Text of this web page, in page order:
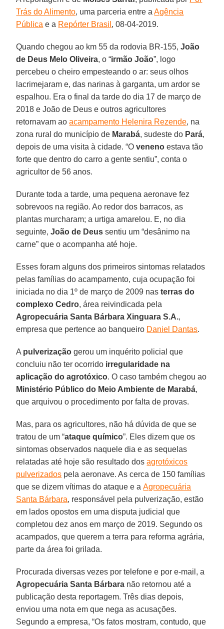
Trás do Alimento, uma parceria entre aAgência
Pública e a Repórter Brasil , 08-04-2019.
Quando chegou ao km 55 da rodovia BR-155,João
de Deus Melo Oliveira, o “irmão João”, logo
percebeu o cheiro empesteando o ar: seus olhos
lacrimejaram e, das narinas à garganta, um ardor se
espalhou. Era o final da tarde do dia 17 de março de
2018 e João de Deus e outros agricultores
retornavam aoacampamento Helenira Rezende, na
zona rural do município de Marabá, sudeste do Pará,
depois de uma visita à cidade. “Oveneno estava tão
forte que dentro do carro a gente sentiu”, conta o
agricultor de 56 anos.
Durante toda a tarde, uma pequena aeronave fez
sobrevoos na região. Ao redor dos barracos, as
plantas murcharam; a urtiga amarelou. E, no dia
seguinte,João de Deus sentiu um “desânimo na
carne” que o acompanha até hoje.
Esses foram alguns dos primeiros sintomas relatados
pelas famílias do acampamento, cuja ocupação foi
iniciada no dia 1º de março de 2009 nasterras do
complexo Cedro, área reivindicada pela
Agropecuária Santa Bárbara Xinguara S.A.,
empresa que pertence ao banqueiro Daniel Dantas.
A pulverização gerou um inquérito policial que
concluiu não ter ocorrido irregularidade na
aplicação do agrotóxico. O caso também chegou ao
Ministério Público do Meio Ambiente de Marabá,
que arquivou o procedimento por falta de provas.
Mas, para os agricultores, não há dúvida de que se
tratou de um “ataque químico”. Eles dizem que os
sintomas observados naquele dia e as sequelas
relatadas até hoje são resultado dosagrotóxicos
pulverizados pela aeronave. As cerca de 150 famílias
que se dizem vítimas do ataque e a Agropecuária
Santa Bárbara, responsável pela pulverização, estão
em lados opostos em uma disputa judicial que
completou dez anos em março de 2019. Segundo os
acampados, que querem a terra para reforma agrária,
parte da área foi grilada.
Procurada diversas vezes por telefone e por e-mail, a
Agropecuária Santa Bárbara não retornou até a
publicação desta reportagem. Três dias depois,
enviou uma nota em que nega as acusações.
Segundo a empresa, “Os fatos mostram, contudo, que